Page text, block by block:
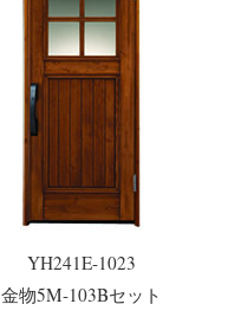
YH241E-1023
金物5M-103Bセット